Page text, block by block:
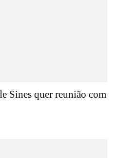
Sines quer reunião com